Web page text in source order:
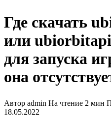
Где скачать
или
для запуска
она
Автор admin На чтение 2 мин
18.05.2022